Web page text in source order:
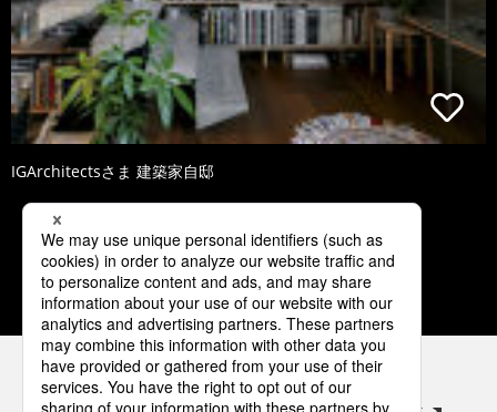
IGArchitectsさま 建築家自邸
1 2 3 4 5
パナソニックの電気設備 SNSアカウント